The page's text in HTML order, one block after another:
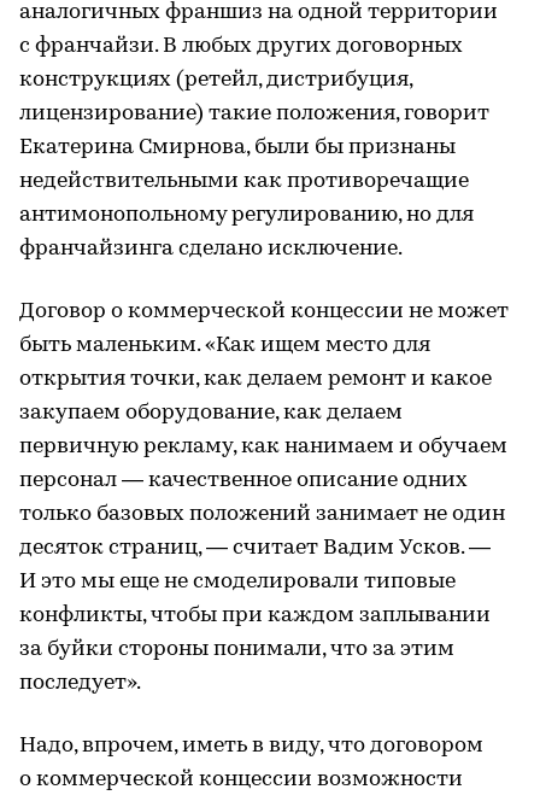
аналогичных франшиз на одной территории
с франчайзи. В любых других договорных
конструкциях (ретейл, дистрибуция,
лицензирование) такие положения, говорит
Екатерина Смирнова, были бы признаны
недействительными как противоречащие
антимонопольному регулированию, но для
франчайзинга сделано исключение.
Договор о коммерческой концессии не может
быть маленьким. «Как ищем место для
открытия точки, как делаем ремонт и какое
закупаем оборудование, как делаем
первичную рекламу, как нанимаем и обучаем
персонал — качественное описание одних
только базовых положений занимает не один
десяток страниц, — считает Вадим Усков. —
И это мы еще не смоделировали типовые
конфликты, чтобы при каждом заплывании
за буйки стороны понимали, что за этим
последует».
Надо, впрочем, иметь в виду, что договором
о коммерческой концессии возможности